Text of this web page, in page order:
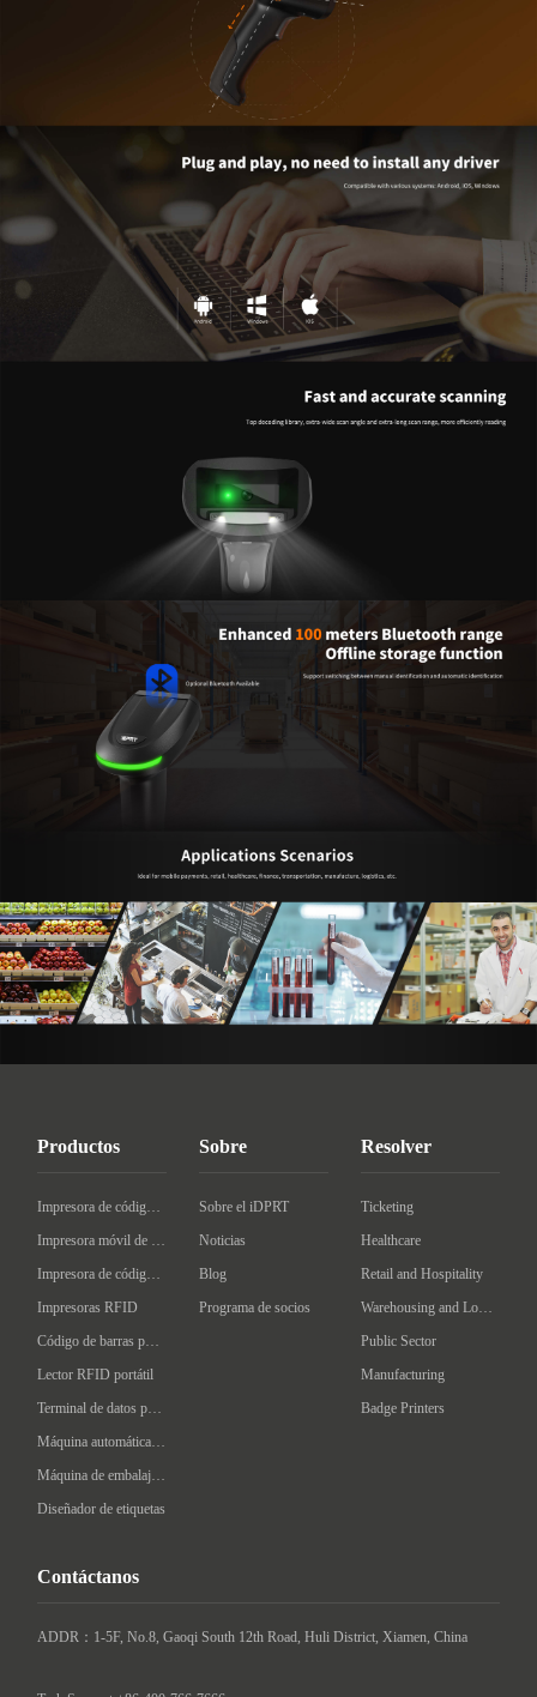
Productos
Impresoras RFID
Lector RFID portátil
Diseñador de etiquetas
Sobre
Sobre el iDPRT
Noticias
Blog
Programa de socios
Resolver
Ticketing
Healthcare
Retail and Hospitality
Public Sector
Manufacturing
Badge Printers
Contáctanos
ADDR：1-5F, No.8, Gaoqi South 12th Road, Huli District, Xiamen, China